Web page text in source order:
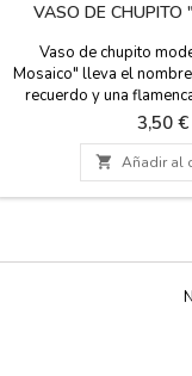
VASO DE CHUPITO
Vaso de chupito
Mosaico" lleva el
recuerdo y una
largo y castañuelas.
su interior para hacer
fabricado en loza.
de
Precio
3,50 €
 Añadir al